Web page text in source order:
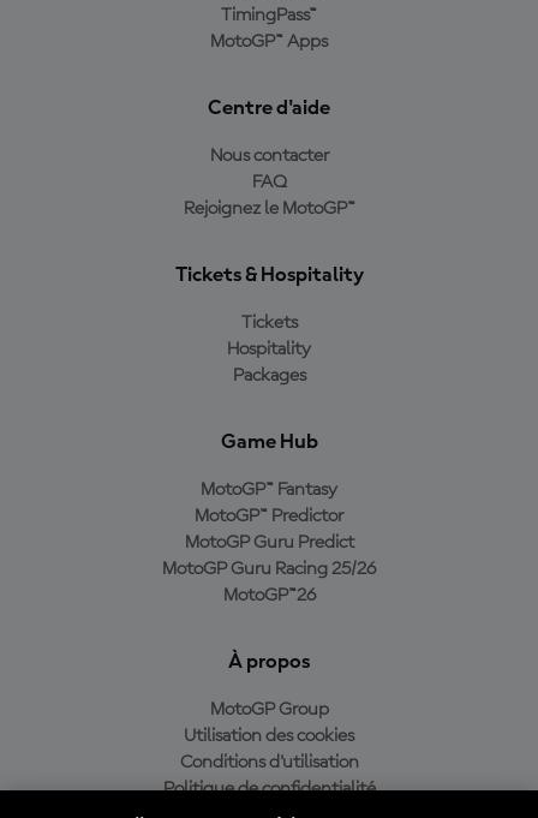
TimingPass™
MotoGP™ Apps
Centre d'aide
Nous contacter
FAQ
Rejoignez le MotoGP™
Tickets & Hospitality
Tickets
Hospitality
Packages
Game Hub
MotoGP™ Fantasy
MotoGP™ Predictor
MotoGP Guru Predict
MotoGP Guru Racing 25/26
MotoGP™26
À propos
MotoGP Group
Utilisation des cookies
Conditions d'utilisation
Politique de confidentialité